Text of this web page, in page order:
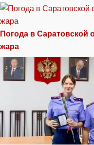
Погода в Саратовской
жара